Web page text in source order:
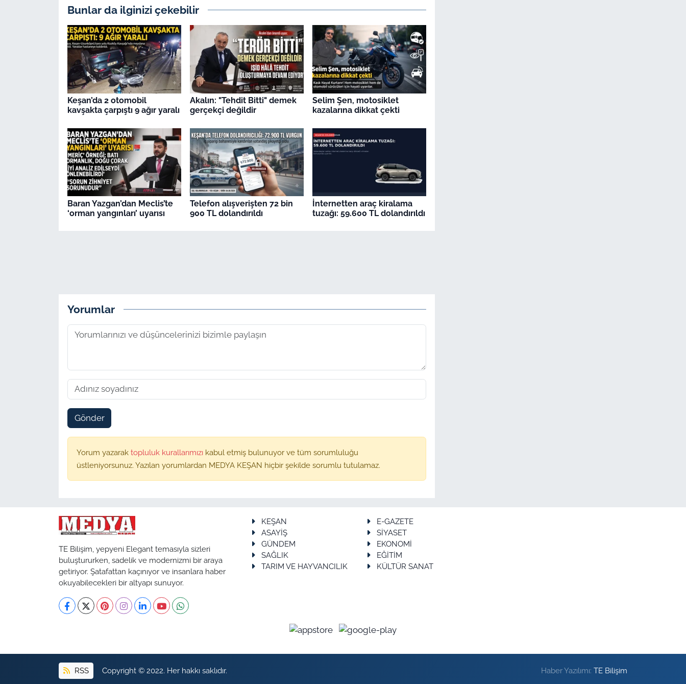
Bunlar da ilginizi çekebilir
Keşan’da 2 otomobil
kavşakta çarpıştı 9 ağır yaralı
Akalın: "Tehdit Bitti" demek
gerçekçi değildir
Selim Şen, motosiklet
kazalarına dikkat çekti
Baran Yazgan’dan Meclis’te
‘orman yangınları’ uyarısı
Telefon alışverişten 72 bin
900 TL dolandırıldı
İnternetten araç kiralama
tuzağı: 59.600 TL dolandırıldı
Yorumlar
Gönder
Yorum yazarak topluluk kurallarımızı kabul etmiş bulunuyor ve tüm sorumluluğu
üstleniyorsunuz. Yazılan yorumlardan MEDYA KEŞAN hiçbir şekilde sorumlu tutulamaz.
TE Bilişim, yepyeni Elegant temasıyla sizleri
buluştururken, sadelik ve modernizmi bir araya
getiriyor. Şatafattan kaçınıyor ve insanlara haber
okuyabilecekleri bir altyapı sunuyor.
KEŞAN
E-GAZETE
ASAYİŞ
SİYASET
GÜNDEM
EKONOMİ
SAĞLIK
EĞİTİM
TARIM VE HAYVANCILIK
KÜLTÜR SANAT
RSS Copyright © 2022. Her hakkı saklıdır. Haber Yazılımı:TE Bilişim
Bilim Teknoloji
English News
Canlı Maç
Gündem-Eğitim